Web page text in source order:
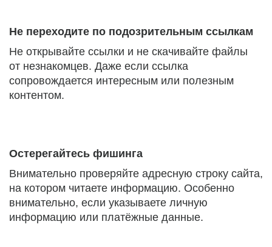
Не переходите по подозрительным ссылкам
Не открывайте ссылки и не скачивайте файлы
от незнакомцев. Даже если ссылка
сопровождается интересным или полезным
контентом.
Остерегайтесь фишинга
Внимательно проверяйте адресную строку сайта,
на котором читаете информацию. Особенно
внимательно, если указываете личную
информацию или платёжные данные.